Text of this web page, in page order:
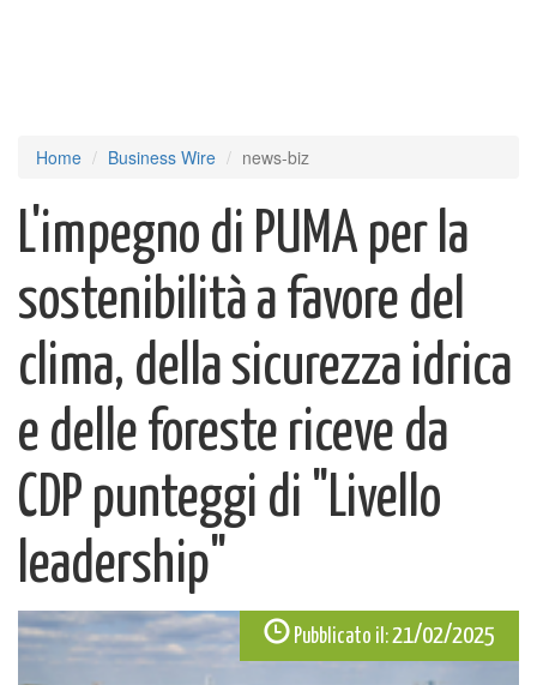
Home Business Wire news-biz
L'impegno di PUMA per la
sostenibilità a favore del
clima, della sicurezza idrica
e delle foreste riceve da
CDP punteggi di "Livello
leadership"
Pubblicato il:21/02/2025